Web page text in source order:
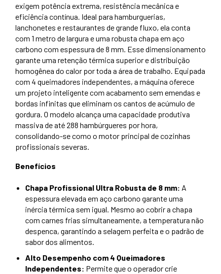
exigem potência extrema, resistência mecânica e
eficiência contínua. Ideal para hamburguerias,
lanchonetes e restaurantes de grande fluxo, ela conta
com 1 metro de largura e uma robusta chapa em aço
carbono com espessura de 8 mm. Esse dimensionamento
garante uma retenção térmica superior e distribuição
homogênea do calor por toda a área de trabalho. Equipada
com 4 queimadores independentes, a máquina oferece
um projeto inteligente com acabamento sem emendas e
bordas infinitas que eliminam os cantos de acúmulo de
gordura. O modelo alcança uma capacidade produtiva
massiva de até 288 hambúrgueres por hora,
consolidando-se como o motor principal de cozinhas
profissionais severas.
Benefícios
Chapa Profissional Ultra Robusta de 8 mm: A
espessura elevada em aço carbono garante uma
inércia térmica sem igual. Mesmo ao cobrir a chapa
com carnes frias simultaneamente, a temperatura não
despenca, garantindo a selagem perfeita e o padrão de
sabor dos alimentos.
Alto Desempenho com 4 Queimadores
Independentes: Permite que o operador crie